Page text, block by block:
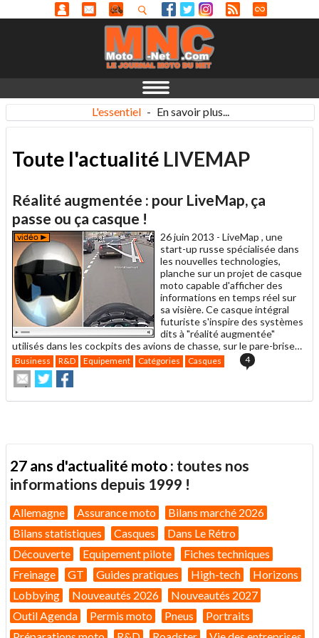
L'essentiel - En savoir plus...
Toute l'actualité LIVEMAP
Réalité augmentée : pour LiveMap, ça
passe ou ça casque !
26 juin 2013 - LiveMap , une
start-up russe spécialisée dans
les nouvelles technologies,
planche sur un projet de casque
moto capable d'afficher des
informations en temps réel sur
sa visière. Ce casque intégral
futuriste s'inspire des systèmes
dits à "réalité augmentée"
utilisés dans les cockpits des avions de chasse, sur le pare-brise…
Business R&D Equipement Catégories Casques 4
Envoyer
cet
article
Partager
sur
Twitter
sur
Facebook
27 ans d'actualité moto : toutes nos
informations depuis 1999 !
Allemagne Assurance moto
Bilans marché 2026
Bilans statistiques
Casques
Dans Le Rétro
Découverte
Equipement pilote
Fiches techniques
Freinage
GT Guides pratiques High-tech
Horizons
Lobbying
Nouveautés 2026
Nouveautés 2027
Outil Agenda
Permis moto Pneus
Portraits